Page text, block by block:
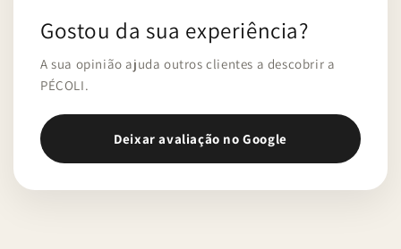
Gostou da sua experiência?
A sua opinião ajuda outros clientes a descobrir a
PÉCOLI.
Deixar avaliação no Google